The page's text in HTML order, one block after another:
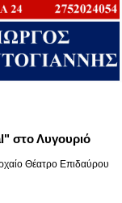
στο Λυγουριό
Θέατρο Επιδαύρου